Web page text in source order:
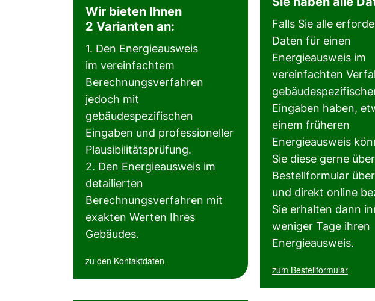
Wir bieten Ihnen
2 Varianten an:
1. Den Energieausweis
im vereinfachtem
Berechnungsverfahren
jedoch mit
gebäudespezifischen
Eingaben und professioneller
Plausibilitätsprüfung.
2. Den Energieausweis im
detailierten
Berechnungsverfahren mit
exakten Werten Ihres
Gebäudes.
zu den Kontaktdaten
Falls Sie alle
Daten für einen
Energieausweis im
vereinfachten
Eingaben haben,
einem früheren
Energieausweis
Sie diese gerne
Bestellformular
und direkt online
Sie erhalten dann
weniger Tage ihren
Energieausweis.
zum Bestellformular